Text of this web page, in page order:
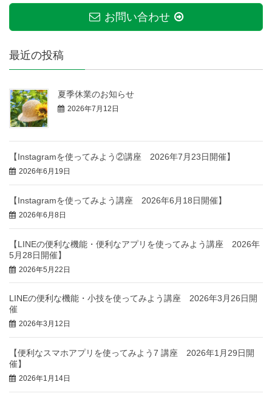
お問い合わせ
最近の投稿
夏季休業のお知らせ
2026年7月12日
【Instagramを使ってみよう②講座 2026年7月23日開催】
2026年6月19日
【Instagramを使ってみよう講座 2026年6月18日開催】
2026年6月8日
【LINEの便利な機能・便利なアプリを使ってみよう講座 2026年
5月28日開催】
2026年5月22日
LINEの便利な機能・小技を使ってみよう講座 2026年3月26日開
催
2026年3月12日
【便利なスマホアプリを使ってみよう7 講座 2026年1月29日開
催】
2026年1月14日